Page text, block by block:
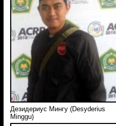
Дезидериус Мингу (Desyderius
Minggu)